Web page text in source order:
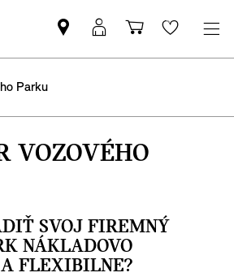
Nájsť
MINI
MyMINI
prihlásenie
Nákupný
košík
Wishlist
Parku
VOZOVÉHO
SVOJ FIREMNÝ
NÁKLADOVO
FLEXIBILNE?